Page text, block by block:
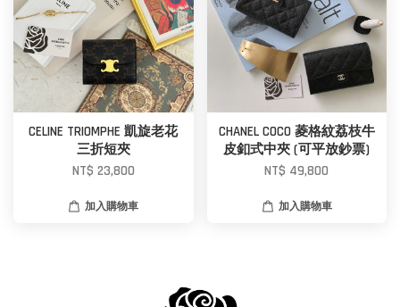
CELINE TRIOMPHE 凱旋老花
三折短夾
NT$ 23,800
加入購物車
CHANEL COCO 菱格紋荔枝牛
皮釦式中夾 (可平放鈔票)
NT$ 49,800
加入購物車